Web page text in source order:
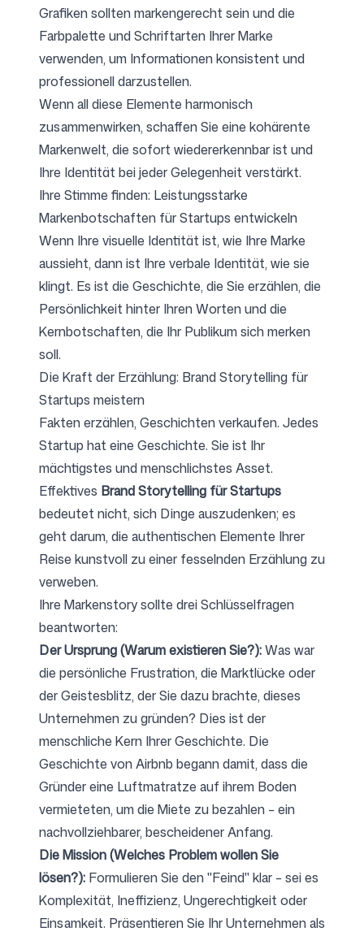
Grafiken sollten markengerecht sein und die
Farbpalette und Schriftarten Ihrer Marke
verwenden, um Informationen konsistent und
professionell darzustellen.
Wenn all diese Elemente harmonisch
zusammenwirken, schaffen Sie eine kohärente
Markenwelt, die sofort wiedererkennbar ist und
Ihre Identität bei jeder Gelegenheit verstärkt.
Ihre Stimme finden: Leistungsstarke
Markenbotschaften für Startups entwickeln
Wenn Ihre visuelle Identität ist, wie Ihre Marke
aussieht, dann ist Ihre verbale Identität, wie sie
klingt. Es ist die Geschichte, die Sie erzählen, die
Persönlichkeit hinter Ihren Worten und die
Kernbotschaften, die Ihr Publikum sich merken
soll.
Die Kraft der Erzählung: Brand Storytelling für
Startups meistern
Fakten erzählen, Geschichten verkaufen. Jedes
Startup hat eine Geschichte. Sie ist Ihr
mächtigstes und menschlichstes Asset.
Effektives Brand Storytelling für Startups
bedeutet nicht, sich Dinge auszudenken; es
geht darum, die authentischen Elemente Ihrer
Reise kunstvoll zu einer fesselnden Erzählung zu
verweben.
Ihre Markenstory sollte drei Schlüsselfragen
beantworten:
Der Ursprung (Warum existieren Sie?):Was war
die persönliche Frustration, die Marktlücke oder
der Geistesblitz, der Sie dazu brachte, dieses
Unternehmen zu gründen? Dies ist der
menschliche Kern Ihrer Geschichte. Die
Geschichte von Airbnb begann damit, dass die
Gründer eine Luftmatratze auf ihrem Boden
vermieteten, um die Miete zu bezahlen – ein
nachvollziehbarer, bescheidener Anfang.
Die Mission (Welches Problem wollen Sie
lösen?): Formulieren Sie den "Feind" klar – sei es
Komplexität, Ineffizienz, Ungerechtigkeit oder
Einsamkeit. Präsentieren Sie Ihr Unternehmen als